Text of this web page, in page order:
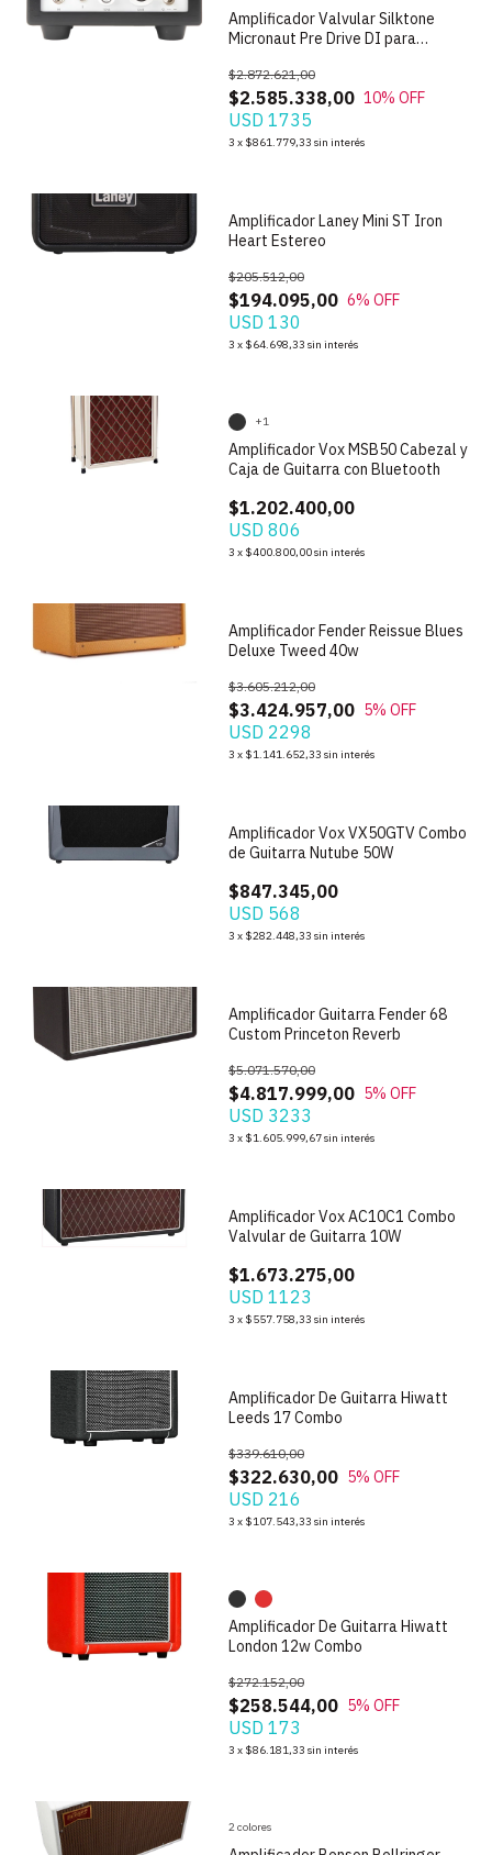
Amplificador Valvular Silktone
Micronaut Pre Drive DI para
$2.585.338,00
$2.872.621,00
10% OFF
USD 1735
3 x $861.779,33 sin interés
Amplificador Laney Mini ST Iron
Heart Estereo
$194.095,00
$205.512,00
6% OFF
USD 130
3 x $64.698,33 sin interés
Amplificador Vox MSB50 Cabezal y
Caja de Guitarra con Bluetooth
$1.202.400,00
USD 806
3 x $400.800,00sin interés
+1
Amplificador Fender Reissue Blues
Deluxe Tweed 40w
$3.424.957,00
$3.605.212,00
5% OFF
USD 2298
3 x $1.141.652,33 sin interés
Amplificador Vox VX50GTV Combo
de Guitarra Nutube 50W
$847.345,00
USD 568
3 x $282.448,33 sin interés
Amplificador Guitarra Fender 68
Custom Princeton Reverb
$4.817.999,00
$5.071.570,00
5% OFF
USD 3233
3 x $1.605.999,67sin interés
Amplificador Vox AC10C1 Combo
Valvular de Guitarra 10W
$1.673.275,00
USD 1123
3 x $557.758,33 sin interés
Amplificador De Guitarra Hiwatt
Leeds 17 Combo
$322.630,00
$339.610,00
5% OFF
USD 216
3 x $107.543,33 sin interés
Amplificador De Guitarra Hiwatt
London 12w Combo
$258.544,00
$272.152,00
5% OFF
USD 173
3 x $86.181,33 sin interés
2 colores